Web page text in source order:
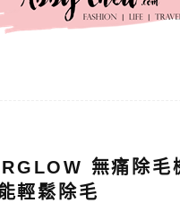
無痛除毛
輕鬆除毛